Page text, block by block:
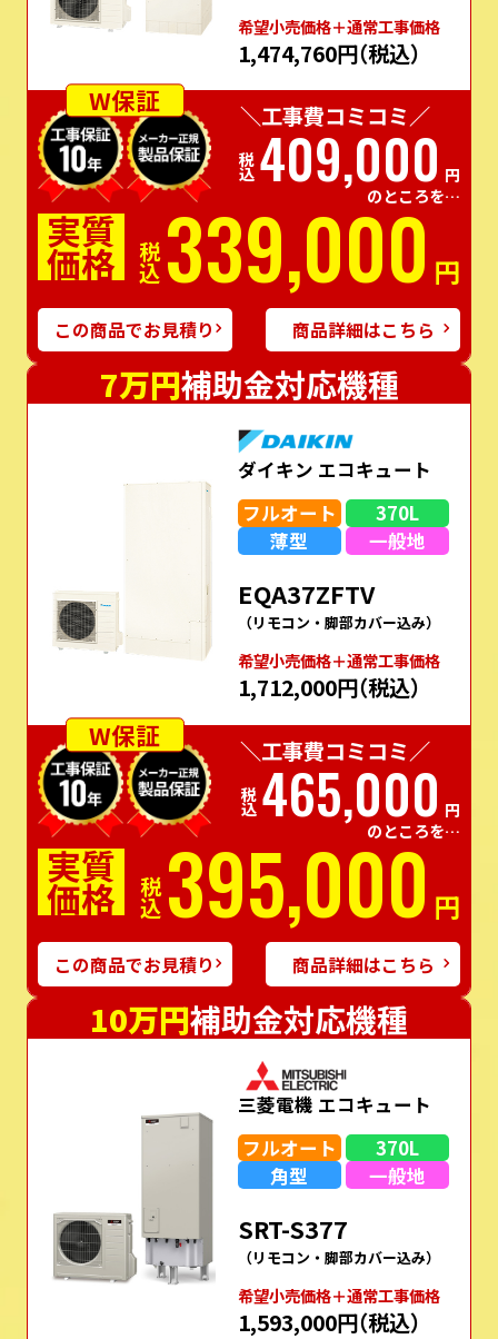
希望⼩売価格＋通常⼯事価格
1,474,760円（税込）
W保証
＼工事費コミコミ／
税込409,000 円
のところを…
実質
価格 税込339,000 円
この商品でお見積り 商品詳細はこちら
7万円補助金対応機種
ダイキン エコキュート
フルオート
370L
薄型
一般地
EQA37ZFTV
（リモコン・脚部カバー込み）
希望⼩売価格＋通常⼯事価格
1,712,000円（税込）
W保証
＼工事費コミコミ／
税込465,000 円
のところを…
実質
価格 税込395,000 円
この商品でお見積り 商品詳細はこちら
10万円補助金対応機種
三菱電機 エコキュート
フルオート
370L
角型
一般地
SRT-S377
（リモコン・脚部カバー込み）
希望⼩売価格＋通常⼯事価格
1,593,000円（税込）